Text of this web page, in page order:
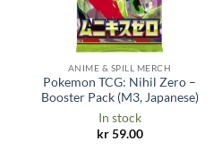
ANIME & SPILL MERCH
Pokemon TCG: Nihil Zero –
Booster Pack (M3, Japanese)
In stock
kr59.00